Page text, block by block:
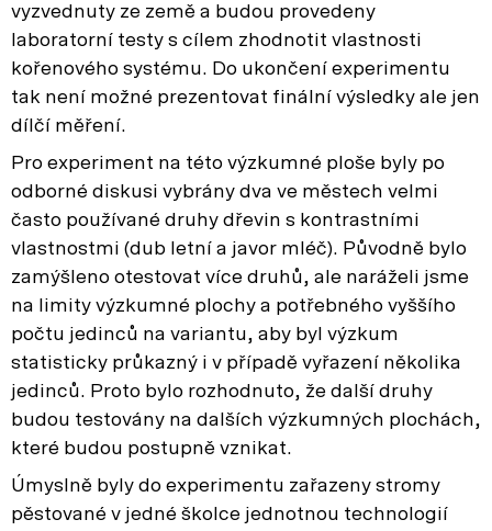
vyzvednuty ze země a budou provedeny
laboratorní testy s cílem zhodnotit vlastnosti
kořenového systému. Do ukončení experimentu
tak není možné prezentovat finální výsledky ale jen
dílčí měření.
Pro experiment na této výzkumné ploše byly po
odborné diskusi vybrány dva ve městech velmi
často používané druhy dřevin s kontrastními
vlastnostmi (dub letní a javor mléč). Původně bylo
zamýšleno otestovat více druhů, ale naráželi jsme
na limity výzkumné plochy a potřebného vyššího
počtu jedinců na variantu, aby byl výzkum
statisticky průkazný i v případě vyřazení několika
jedinců. Proto bylo rozhodnuto, že další druhy
budou testovány na dalších výzkumných plochách,
které budou postupně vznikat.
Úmyslně byly do experimentu zařazeny stromy
pěstované v jedné školce jednotnou technologií